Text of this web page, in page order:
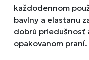
každodennom
bavlny a elastanu
dobrú priedušnosť
opakovanom praní.